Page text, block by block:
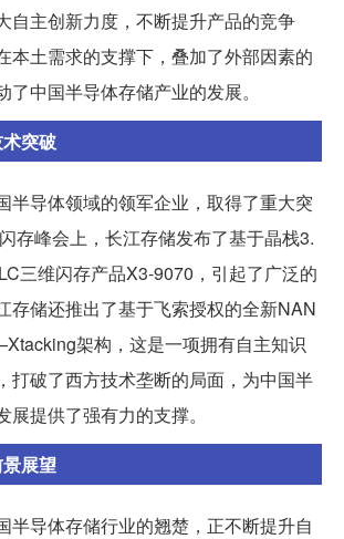
自主创新力度，不断提升产品的竞争
本土需求的支撑下，叠加了外部因素的
了中国半导体存储产业的发展。
突破
半导体领域的领军企业，取得了重大突
存峰会上，长江存储发布了基于晶栈3.
三维闪存产品X3-9070，引起了广泛的
存储还推出了基于飞索授权的全新NAN
架构，这是一项拥有自主知识
打破了西方技术垄断的局面，为中国半
提供了强有力的支撑。
展望
半导体存储行业的翘楚，正不断提升自